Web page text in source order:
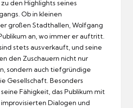
den Highlights seines
Ob in kleinen
großen Stadthallen, Wolfgang
an, wo immer er auftritt.
stets ausverkauft, und seine
den Zuschauern nicht nur
sondern auch tiefgründige
Gesellschaft. Besonders
Fähigkeit, das Publikum mit
Dialogen und